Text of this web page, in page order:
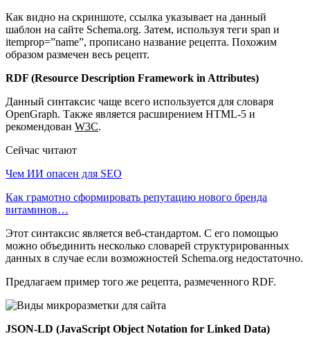
Как видно на скриншоте, ссылка указывает на данный
шаблон на сайте Schema.org. Затем, используя теги span и
itemprop=”name”, прописано название рецепта. Похожим
образом размечен весь рецепт.
RDF (Resource Description Framework in Attributes)
Данный синтаксис чаще всего используется для словаря
OpenGraph. Также является расширением HTML-5 и
рекомендован W3C.
Сейчас читают
Чем ИИ опасен для SEO
Как грамотно сформировать репутацию нового бренда
витаминов…
Этот синтаксис является веб-стандартом. С его помощью
можно объединить несколько словарей структурированных
данных в случае если возможностей Schema.org недостаточно.
Предлагаем пример того же рецепта, размеченного RDF.
JSON-LD (JavaScript Object Notation for Linked Data)